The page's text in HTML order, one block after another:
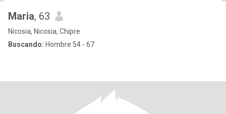
Maria, 63
Nicosia, Nicosia, Chipre
Buscando: Hombre 54 - 67